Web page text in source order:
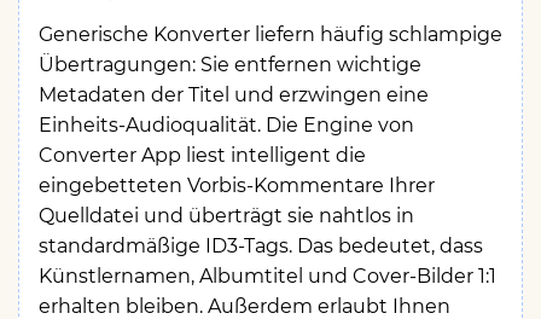
Generische Konverter liefern häufig schlampige
Übertragungen: Sie entfernen wichtige
Metadaten der Titel und erzwingen eine
Einheits-Audioqualität. Die Engine von
Converter App liest intelligent die
eingebetteten Vorbis-Kommentare Ihrer
Quelldatei und überträgt sie nahtlos in
standardmäßige ID3-Tags. Das bedeutet, dass
Künstlernamen, Albumtitel und Cover-Bilder 1:1
erhalten bleiben. Außerdem erlaubt Ihnen